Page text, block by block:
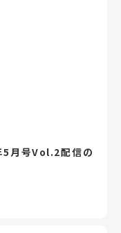
月号Vol.2配信の